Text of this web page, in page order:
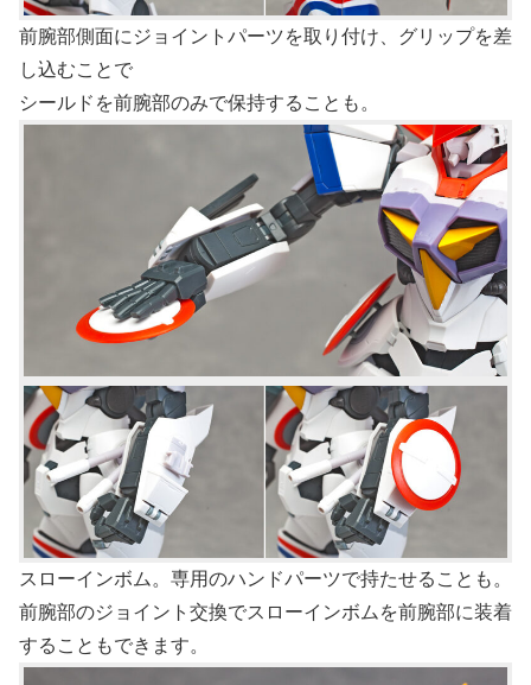
前腕部側面にジョイントパーツを取り付け、グリップを差
し込むことで
シールドを前腕部のみで保持することも。
スローインボム。専用のハンドパーツで持たせることも。
前腕部のジョイント交換でスローインボムを前腕部に装着
することもできます。